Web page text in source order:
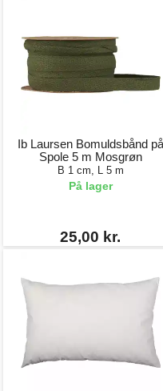
Ib Laursen Bomuldsbånd på
Spole 5 m Mosgrøn
B 1 cm, L 5 m
På lager
25,00 kr.